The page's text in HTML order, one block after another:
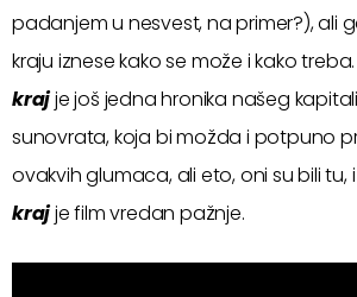
padanjem u nesvest, na primer?), ali
kraju iznese kako se može i kako
krajje još jedna hronika našeg
sunovrata, koja bi možda i potpuno
ovakvih glumaca, ali eto, oni su bili tu,
krajje film vredan pažnje.